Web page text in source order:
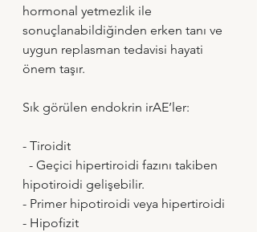
hormonal yetmezlik ile
sonuçlanabildiğinden erken tanı ve
uygun replasman tedavisi hayati
önem taşır.
Sık görülen endokrin irAE’ler:
- Tiroidit
- Geçici hipertiroidi fazını takiben
hipotiroidi gelişebilir.
- Primer hipotiroidi veya hipertiroidi
- Hipofizit